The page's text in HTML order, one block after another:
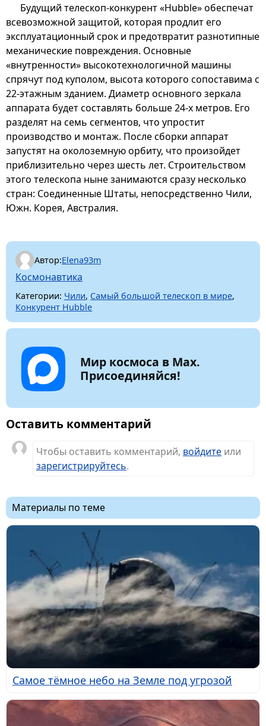
Будущий телескоп-конкурент «Hubble» обеспечат
всевозможной защитой, которая продлит его
эксплуатационный срок и предотвратит разнотипные
механические повреждения. Основные
«внутренности» высокотехнологичной машины
спрячут под куполом, высота которого сопоставима с
22-этажным зданием. Диаметр основного зеркала
аппарата будет составлять больше 24-х метров. Его
разделят на семь сегментов, что упростит
производство и монтаж. После сборки аппарат
запустят на околоземную орбиту, что произойдет
приблизительно через шесть лет. Строительством
этого телескопа ныне занимаются сразу несколько
стран: Соединенные Штаты, непосредственно Чили,
Южн. Корея, Австралия.
Автор:Elena93m
Космонавтика
Категории: Чили, Самый большой телескоп в мире,
Конкурент Hubblе
Мир космоса в Max.
Присоединяйся!
Оставить комментарий
Чтобы оставить комментарий, войдите или
зарегистрируйтесь.
Материалы по теме
Самое тёмное небо на Земле под угрозой